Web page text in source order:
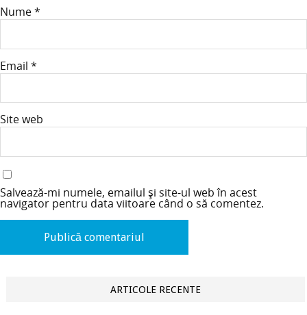
Nume*
Email *
Site web
Salvează-mi numele, emailul și site-ul web în acest
navigator pentru data viitoare când o să comentez.
ARTICOLE RECENTE